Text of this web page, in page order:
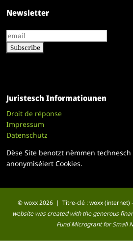
Newsletter
Juristesch Informatiounen
Droit de réponse
Impressum
Datenschutz
Dëse Site benotzt nëmmen
anonymiséiert Cookies.
© woxx 2026 | Titre-clé : woxx (internet)
website was created with the generous
Fund Microgrant for Small